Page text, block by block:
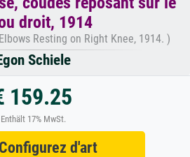
droit, 1914
Resting on Right Knee, 1914. )
Schiele
159.25
Enthält 17% MwSt.
d'art